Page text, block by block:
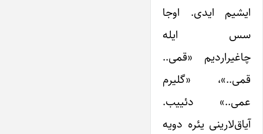
ایشیم ایدی. اوجا
سس ایله
چاغیراردیم «قمی..
قمی..»، «گلیرم
عمی..» دئییب.
آیاق‌لارینی یئره دویه